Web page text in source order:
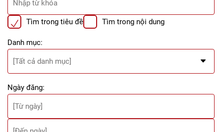
Tìm trong tiêu đề Tìm trong nội dung
Danh mục:
Ngày đăng: